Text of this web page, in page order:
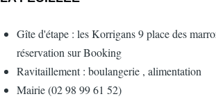
Gîte d'étape : les Korrigans 9 place des
réservation sur Booking
Ravitaillement : boulangerie , alimentation
Mairie (02 98 99 61 52)